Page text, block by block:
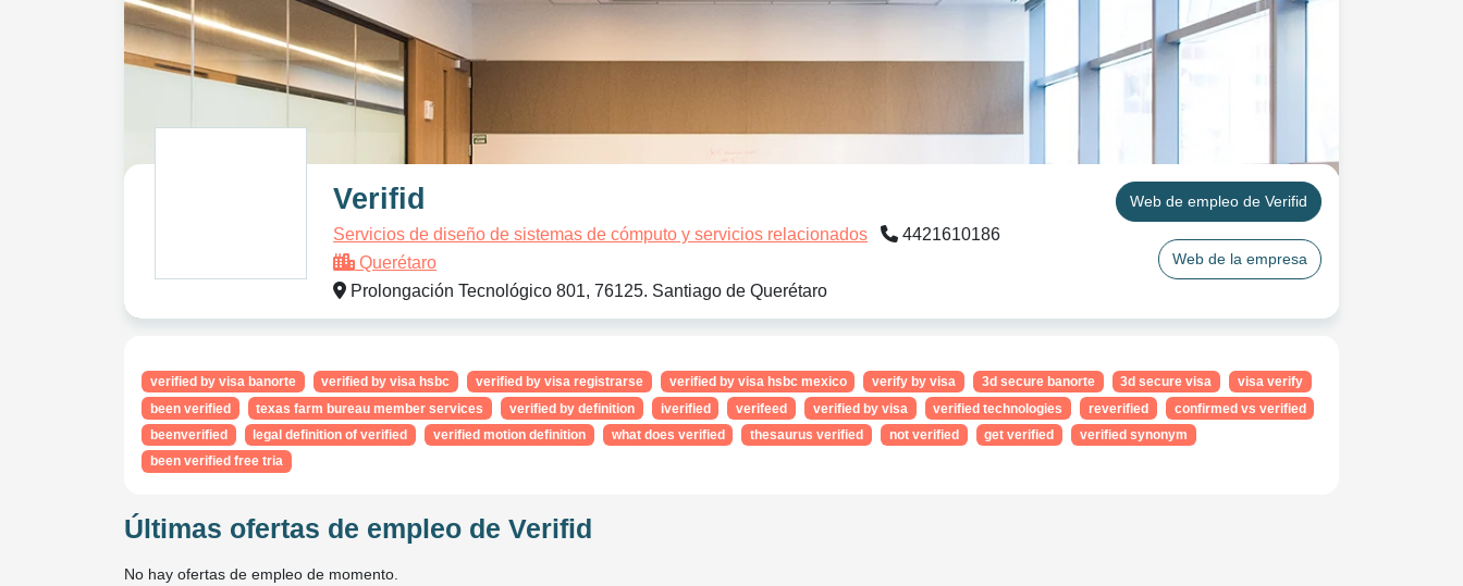
Verifid
Servicios de diseño de sistemas de cómputo y servicios relacionados
4421610186
Querétaro
Prolongación Tecnológico 801, 76125. Santiago de Querétaro
Web de empleo de Verifid
Web de la empresa
verified by visa banorte verified by visa hsbc verified by visa registrarse verified by visa hsbc mexico verify by visa 3d secure banorte 3d secure visa
visa verify
been verified
texas farm bureau member services verified by definition iverified verifeed verified by visa verified technologies reverified
confirmed vs verified
beenverified
legal definition of verified verified motion definition what does verified thesaurus verified not verified get verified
verified synonym
been verified free tria
Últimas ofertas de empleo de Verifid
No hay ofertas de empleo de momento.